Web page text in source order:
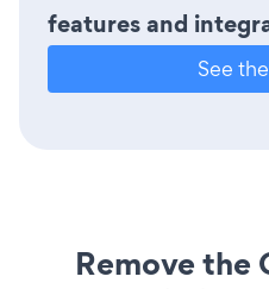
features and
See
Remove the